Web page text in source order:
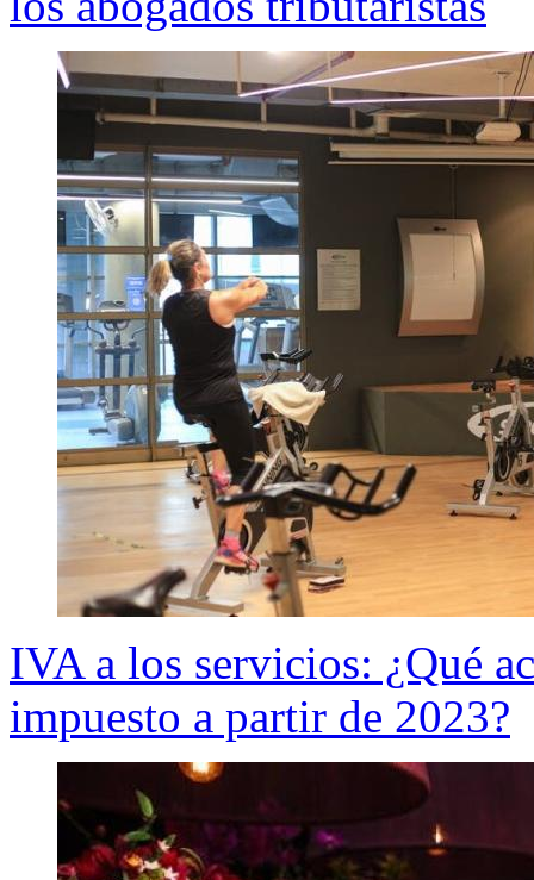
IVA a los servicios: ¿Qué
impuesto a partir de 2023?